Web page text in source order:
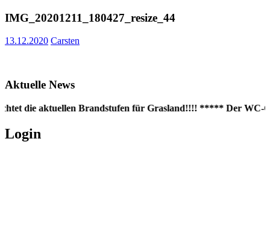
IMG_20201211_180427_resize_44
13.12.2020 Carsten
Aktuelle News
die aktuellen Brandstufen für Grasland!!!! ***** Der WC-
Login